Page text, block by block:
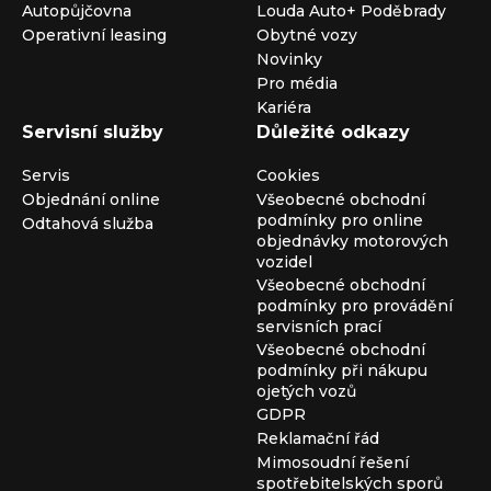
Autopůjčovna
Operativní leasing
Louda Auto+ Poděbrady
Obytné vozy
Novinky
Pro média
Kariéra
Servisní služby
Servis
Objednání online
Odtahová služba
Důležité odkazy
Cookies
Všeobecné obchodní
podmínky pro online
objednávky motorových
vozidel
Všeobecné obchodní
podmínky pro provádění
servisních prací
Všeobecné obchodní
podmínky při nákupu
ojetých vozů
GDPR
Reklamační řád
Mimosoudní řešení
spotřebitelských sporů